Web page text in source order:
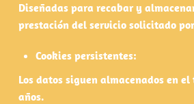
Diseñadas para recabar y
prestación del servicio solicitado
Cookies persistentes:
Los datos siguen almacenados en
años.